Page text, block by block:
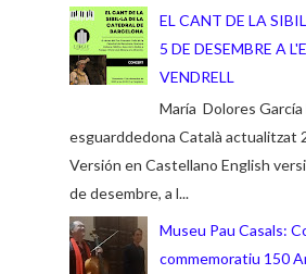
EL CANT DE LA
5 DE DESEMBRE A
VENDRELL
María Dolores
esguarddedona Català actualitzat
Versión en Castellano English
de desembre, a l...
Museu Pau Casals:
commemoratiu 150